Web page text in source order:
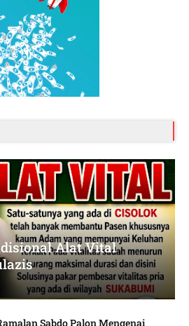
Alat Vital
Sabdo Palon Mengenai